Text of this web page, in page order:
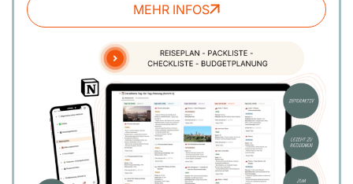
MEHR INFOS